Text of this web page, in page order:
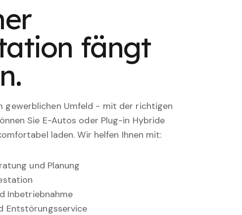
fängt
gewerblichen Umfeld - mit der richtigen
Sie E-Autos oder Plug-in Hybride
laden. Wir helfen Ihnen mit:
und Planung
Inbetriebnahme
Entstörungsservice